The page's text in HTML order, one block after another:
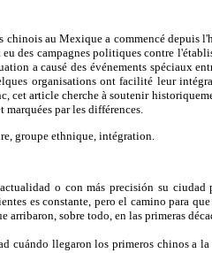
chinois au Mexique a commencé
des campagnes politiques contre
a causé des événements spéciaux
organisations ont facilité leur
cet article cherche à soutenir
par les différences.
groupe ethnique, intégration.
o con más precisión su
es constante, pero el camino para
arribaron, sobre todo, en las primeras
cuándo llegaron los primeros chinos a